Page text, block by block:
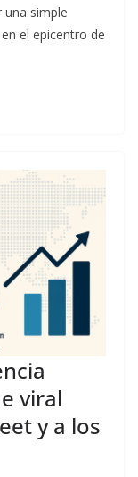
una simple
el epicentro de
viral
y a los